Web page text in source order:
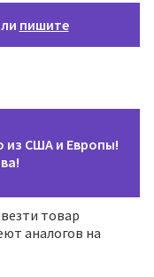
пишите
из США и Европы!
товар
аналогов на